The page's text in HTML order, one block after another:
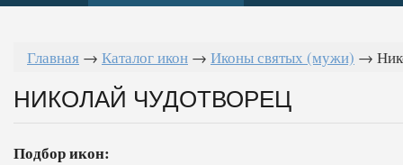
Главная → Каталог икон → Иконы святых (мужи) →
НИКОЛАЙ ЧУДОТВОРЕЦ
Подбор икон: